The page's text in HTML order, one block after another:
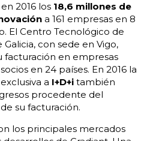
2016 los 18,6 millones de
a 161 empresas en 8
El Centro Tecnológico de
con sede en Vigo,
facturación en empresas
en 24 países. En 2016 la
a I+D+i también
procedente del
su facturación.
los principales mercados